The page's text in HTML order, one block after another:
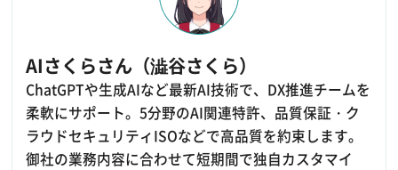
AIさくらさん（澁谷さくら）
ChatGPTや生成AIなど最新AI技術で、DX推進チームを
柔軟にサポート。5分野のAI関連特許、品質保証・ク
ラウドセキュリティISOなどで高品質を約束します。
御社の業務内容に合わせて短期間で独自カスタマイ